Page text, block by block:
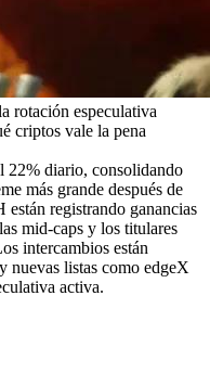
rotación especulativa
criptos vale la pena
22% diario, consolidando
más grande después de
registrando ganancias
mid-caps y los titulares
intercambios están
nuevas listas como edgeX
activa.